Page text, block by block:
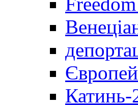
Катинь-